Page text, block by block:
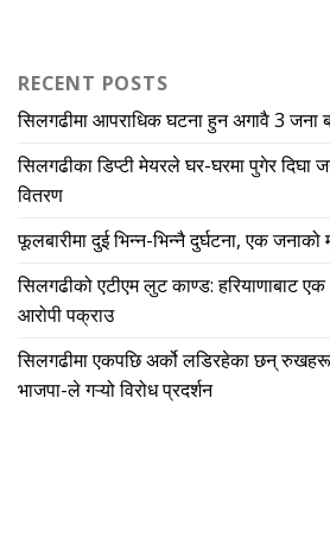
RECENT POSTS
सिलगढीमा आपराधिक घटना हुन अगावै 3 जना
सिलगढीका डिप्टी मेयरले घर-घरमा पुगेर दिघा
वितरण
फूलबारीमा दुई भिन्न-भिन्नै दुर्घटना, एक जनाको
सिलगढीको एटीएम लुट काण्ड: हरियाणाबाट
आरोपी पक्राउ
सिलगढीमा एकपछि अर्को लडिरहेका छन्
भाजपा-ले गऱ्यो विरोध प्रदर्शन